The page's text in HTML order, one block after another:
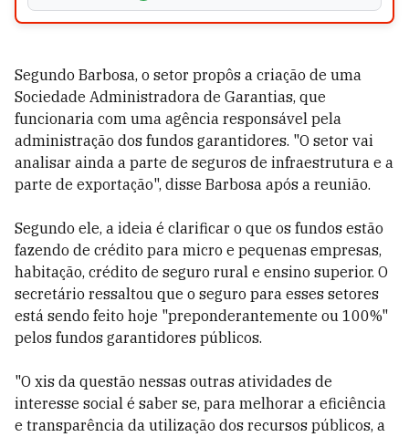
Segundo Barbosa, o setor propôs a criação de uma
Sociedade Administradora de Garantias, que
funcionaria com uma agência responsável pela
administração dos fundos garantidores. "O setor vai
analisar ainda a parte de seguros de infraestrutura e a
parte de exportação", disse Barbosa após a reunião.
Segundo ele, a ideia é clarificar o que os fundos estão
fazendo de crédito para micro e pequenas empresas,
habitação, crédito de seguro rural e ensino superior. O
secretário ressaltou que o seguro para esses setores
está sendo feito hoje "preponderantemente ou 100%"
pelos fundos garantidores públicos.
"O xis da questão nessas outras atividades de
interesse social é saber se, para melhorar a eficiência
e transparência da utilização dos recursos públicos, a